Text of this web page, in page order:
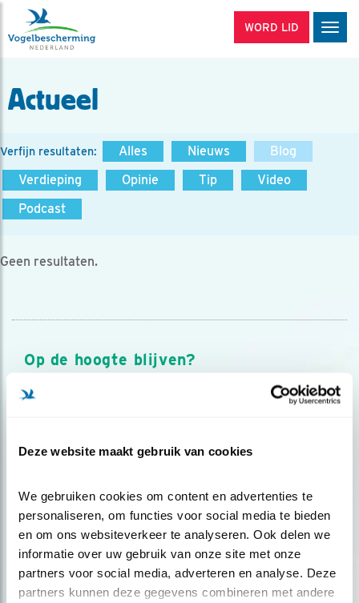
Deze website maakt gebruik van cookies
We gebruiken cookies om content en advertenties te
personaliseren, om functies voor social media te bieden
en om ons websiteverkeer te analyseren. Ook delen we
informatie over uw gebruik van onze site met onze
partners voor social media, adverteren en analyse. Deze
partners kunnen deze gegevens combineren met andere
WORD LID
Actueel
Verfijn resultaten: Alles Nieuws
Blog
Verdieping
Opinie Tip
Video
Podcast
Geen resultaten.
Op de hoogte blijven?
Meld je aan en ontvang nieuws, inspiratie, acties en tips
over vogels en activiteiten van Vogelbescherming.